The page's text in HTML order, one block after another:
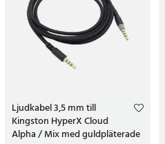
Ljudkabel 3,5 mm till
Kingston HyperX Cloud
Alpha / Mix med guldpläterade